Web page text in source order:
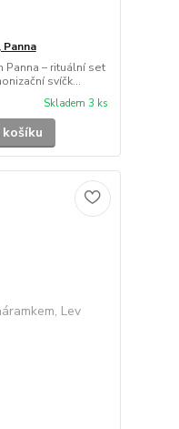
Panna – rituální set
svíčk...
Skladem 3 ks